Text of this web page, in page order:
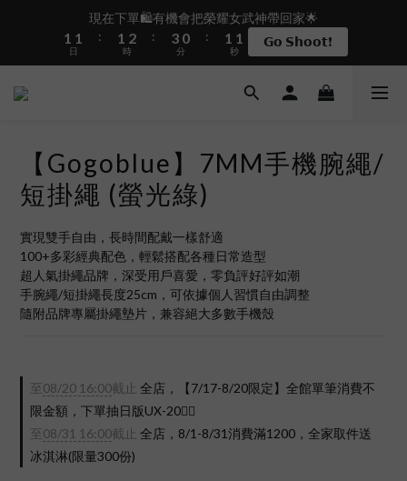
盛夏限定☀️週週抽LINE POINT｜滿1000即享免運
現在下單🛍️有機會把榮耀女武神帶回家🌟
1
0
1
0
日
:
2
1
0
3
2
1
時
:
4
3
2
1
0
分
:
2
1
0
1
0
秒
𝗚𝗼 𝗦𝗵𝗼𝗼𝘁❗
i17正式開賣✨點我加入新會員👆馬上送50元
盛夏限定☀️週週抽LINE POINT｜滿1000即享免運
【Gogoblue】7MM手機腕繩/
短掛繩 (螢光綠)
實現雙手自由，長時間配戴一樣舒適
100+多彩經典配色，輕鬆搭配各種日常造型
超人氣掛繩品牌，深受用戶喜愛，零負評好評如潮
手腕繩/短掛繩長度25cm，可依據個人習慣自由調整
隨附品牌專屬掛繩墊片，兼容絕大多數手機殼
至08/20 16:00截止
全店，【7/17-8/20限定】全館單筆消費不
限金額，下單抽日版UX-20❤️‍🔥
至08/31 16:00截止
全店，8/1-8/31消費滿1200，全家取件送
冰淇淋(限量300份)